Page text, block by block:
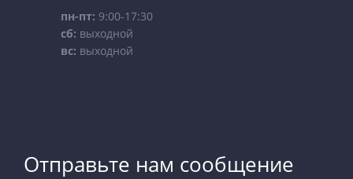
пн-пт: 9:00-17:30
сб: выходной
вс: выходной
Отправьте нам сообщение